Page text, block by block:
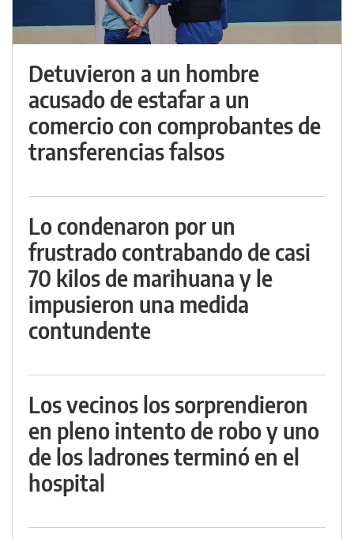
Detuvieron a un hombre
acusado de estafar a un
comercio con comprobantes de
transferencias falsos
Lo condenaron por un
frustrado contrabando de casi
70 kilos de marihuana y le
impusieron una medida
contundente
Los vecinos los sorprendieron
en pleno intento de robo y uno
de los ladrones terminó en el
hospital